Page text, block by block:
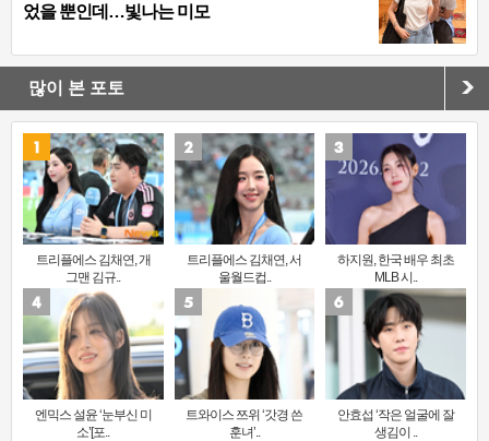
었을 뿐인데…빛나는 미모
많이 본 포토
트리플에스 김채연, 개
그맨 김규..
트리플에스 김채연, 서
울월드컵..
하지원, 한국 배우 최초
MLB 시..
엔믹스 설윤 ‘눈부신 미
소’[포..
트와이스 쯔위 ‘갓경 쓴
훈녀’..
안효섭 ‘작은 얼굴에 잘
생김이 ..